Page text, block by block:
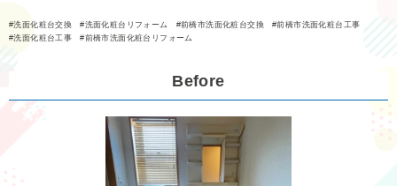
洗面化粧台交換 洗面化粧台リフォーム 前橋市洗面化粧台交換
前橋市洗面化粧台工事
洗面化粧台工事
前橋市洗面化粧台リフォーム
Before